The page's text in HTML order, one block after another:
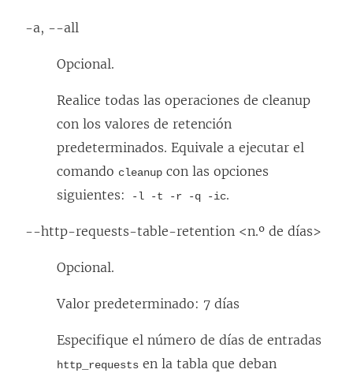
-a, --all
Opcional.
Realice todas las operaciones de cleanup
con los valores de retención
predeterminados. Equivale a ejecutar el
comando cleanup con las opciones
siguientes:
-l -t -r -q -ic.
--http-requests-table-retention <n.º de días>
Opcional.
Valor predeterminado: 7 días
Especifique el número de días de entradas
http_requests en la tabla que deban